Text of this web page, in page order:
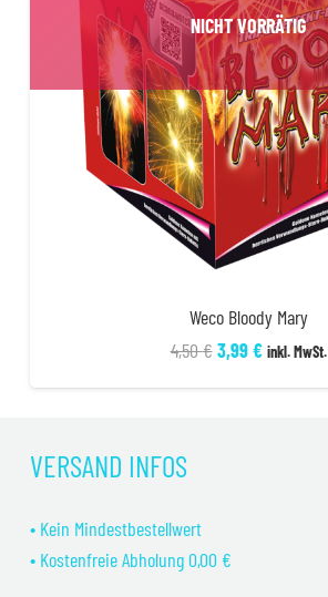
NICHT VORRÄTIG
Weco Bloody Mary
4,50€ Ursprünglicher
3,99€Aktueller
inkl. MwSt.
VERSAND INFOS
• Kein Mindestbestellwert
• Kostenfreie Abholung 0,00 €